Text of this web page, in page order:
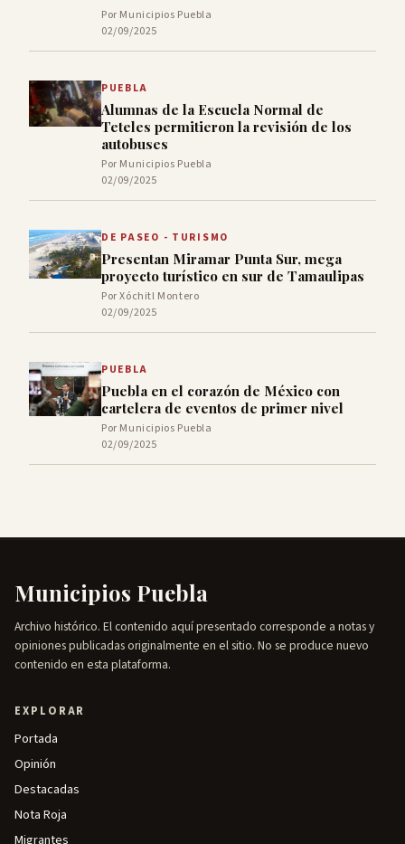
Por Municipios Puebla
02/09/2025
PUEBLA
Alumnas de la Escuela Normal de
Teteles permitieron la revisión de los
autobuses
Por Municipios Puebla
02/09/2025
DE PASEO - TURISMO
Presentan Miramar Punta Sur, mega
proyecto turístico en sur de Tamaulipas
Por Xóchitl Montero
02/09/2025
PUEBLA
Puebla en el corazón de México con
cartelera de eventos de primer nivel
Por Municipios Puebla
02/09/2025
Municipios Puebla
Archivo histórico. El contenido aquí presentado corresponde a notas y
opiniones publicadas originalmente en el sitio. No se produce nuevo
contenido en esta plataforma.
EXPLORAR
Portada
Opinión
Destacadas
Nota Roja